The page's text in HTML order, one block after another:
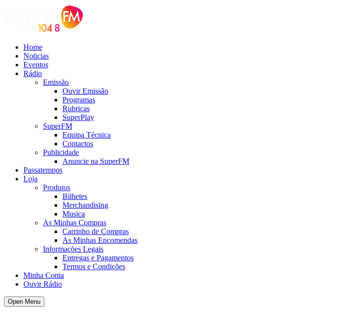
Home
Noticias
Eventos
Rádio
Emissão
Ouvir Emissão
Programas
Rubricas
SuperPlay
SuperFM
Equipa Técnica
Contactos
Publicidade
Anuncie na SuperFM
Passatempos
Loja
Produtos
Bilhetes
Merchandising
Musica
As Minhas Compras
Carrinho de Compras
As Minhas Encomendas
Informações Legais
Entregas e Pagamentos
Termos e Condições
Minha Conta
Ouvir Rádio
Open Menu